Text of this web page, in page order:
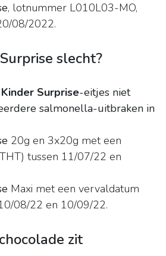
, lotnummer L010L03-MO,
08/2022.
slecht?
Kinder Surprise-eitjes niet
salmonella-uitbraken in
20g en 3x20g met een
tussen 11/07/22 en
Maxi met een vervaldatum
08/22 en 10/09/22.
zit